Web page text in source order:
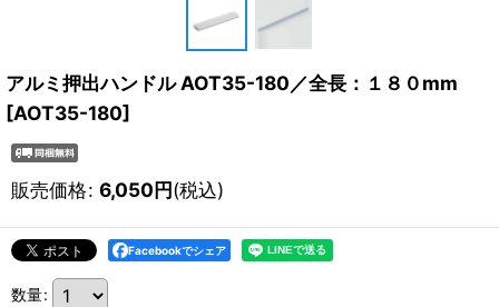
アルミ押出ハンドル AOT35-180／全長：１８０mm
[AOT35-180]
販売価格: 6,050円(税込)
Facebookでシェア
数量: